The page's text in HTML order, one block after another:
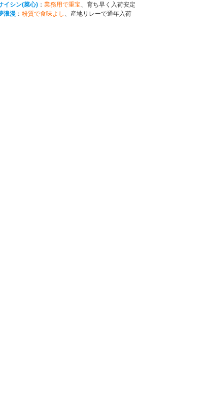
イシン(菜心) ： 業務用で重宝 、育ち早く入荷安定
浪漫 ： 粉質で食味よし 、産地リレーで通年入荷